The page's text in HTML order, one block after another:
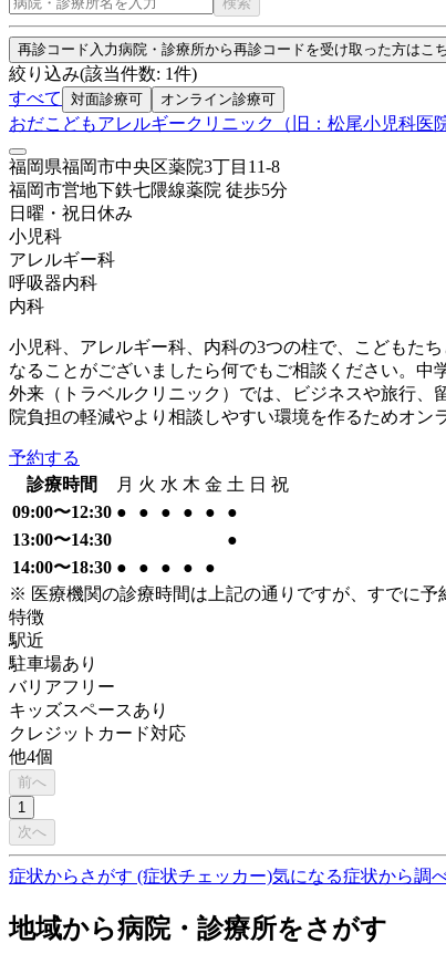
再診コード入力病院・診療所から再診コードを受け取った方はこ
絞り込み(該当件数: 1件)
すべて
対面診療可 オンライン診療可
おだこどもアレルギークリニック（旧：松尾小児科医院
福岡県福岡市中央区薬院3丁目11-8
福岡市営地下鉄七隈線薬院 徒歩5分
日曜・祝日 休み
小児科
アレルギー科
呼吸器内科
内科
小児科、アレルギー科、内科の3つの柱で、こどもた
なることがございましたら何でもご相談ください。
外来（トラベルクリニック）では、ビジネスや旅行、
院負担の軽減やより相談しやすい環境を作るためオン
予約する
診療時間
月 火 水 木 金 土 日 祝
09:00〜12:30 ● ● ● ● ●
●
13:00〜14:30
●
14:00〜18:30 ● ● ● ●
●
※ 医療機関の診療時間は上記の通りですが、すでに
特徴
駅近
駐車場あり
バリアフリー
キッズスペースあり
クレジットカード対応
他4個
前へ
1
次へ
症状からさがす (症状チェッカー)気になる症状から調
地域から病院・診療所をさがす